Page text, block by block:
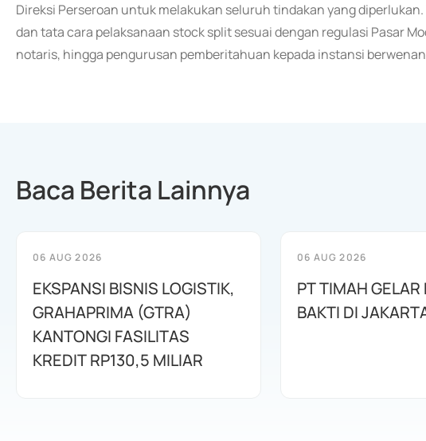
Direksi Perseroan untuk melakukan seluruh tindakan yang
dan tata cara pelaksanaan stock split sesuai dengan regulasi Pasar
notaris, hingga pengurusan pemberitahuan kepada instansi
Baca Berita Lainnya
06 AUG 2026
EKSPANSI BISNIS LOGISTIK,
GRAHAPRIMA (GTRA)
KANTONGI FASILITAS
KREDIT RP130,5 MILIAR
06 AUG 2026
PT TIMAH GELAR
BAKTI DI